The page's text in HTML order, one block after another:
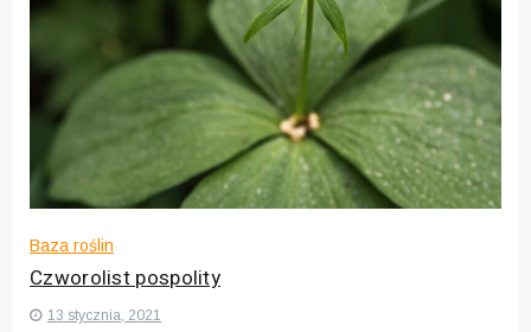
Baza roślin
Czworolist pospolity
13 stycznia, 2021